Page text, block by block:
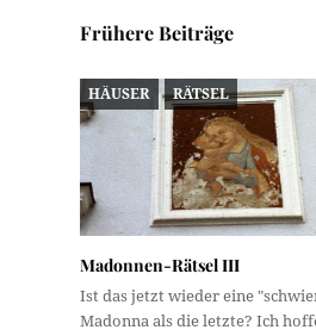
Frühere Beiträge
HÄUSER RÄTSEL
Madonnen-Rätsel III
Ist das jetzt wieder eine
Madonna als die letzte? Ich